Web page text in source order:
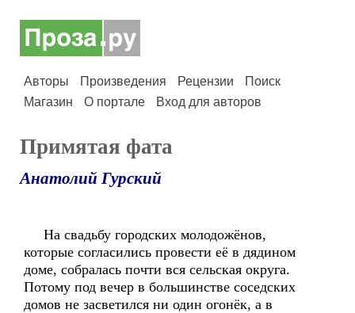
Авторы Произведения Рецензии
Поиск
Магазин
О портале Вход для авторов
Примятая фата
Анатолий Гурский
На свадьбу городских молодожёнов,
которые согласились провести её в дядином
доме, собралась почти вся сельская округа.
Потому под вечер в большинстве соседских
домов не засветился ни один огонёк, а в